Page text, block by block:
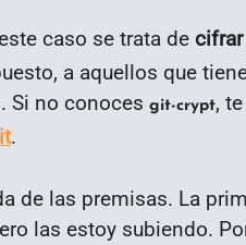
caso se trata de
a aquellos que
Si no conoces git-crypt,
.
de las premisas. La
las estoy subiendo.